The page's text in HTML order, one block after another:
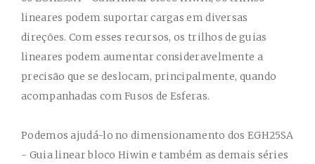
lineares podem suportar cargas em diversas
direções. Com esses recursos, os trilhos de guias
lineares podem aumentar consideravelmente a
precisão que se deslocam, principalmente, quando
acompanhadas com Fusos de Esferas.
Podemos ajudá-lo no dimensionamento dos EGH25SA
- Guia linear bloco Hiwin e também as demais séries